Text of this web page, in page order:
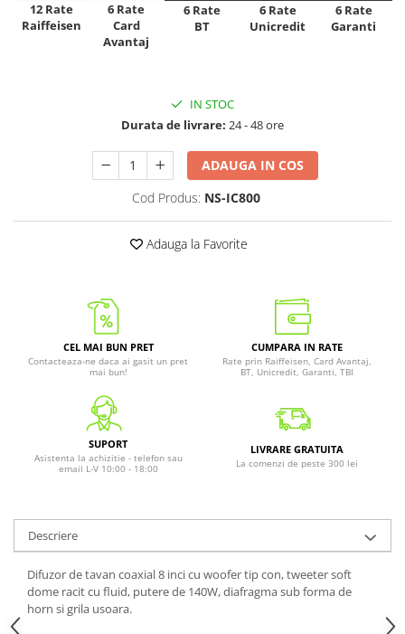
12 Rate
Raiffeisen
6 Rate
Card
Avantaj
6 Rate
BT
6 Rate
Unicredit
6 Rate
Garanti
IN STOC
Durata de livrare: 24 - 48 ore
ADAUGA IN COS
Cod Produs: NS-IC800
Adauga la Favorite
CEL MAI BUN PRET
Contacteaza-ne daca ai gasit un pret
mai bun!
CUMPARA IN RATE
Rate prin Raiffeisen, Card Avantaj,
BT, Unicredit, Garanti, TBI
SUPORT
Asistenta la achizitie - telefon sau
email L-V 10:00 - 18:00
LIVRARE GRATUITA
La comenzi de peste 300 lei
Descriere
Difuzor de tavan coaxial 8 inci cu woofer tip con, tweeter soft
dome racit cu fluid, putere de 140W, diafragma sub forma de
horn si grila usoara.